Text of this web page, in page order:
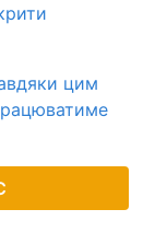
цим